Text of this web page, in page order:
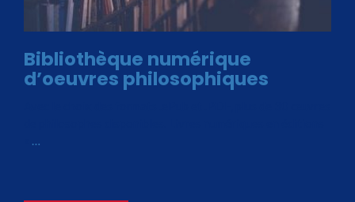
Bibliothèque numérique
d’oeuvres philosophiques
…